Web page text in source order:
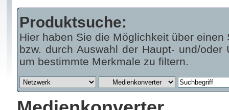
Produktsuche:
Hier haben Sie die Möglichkeit über
bzw. durch Auswahl der Haupt- und/
um bestimmte Merkmale zu filtern.